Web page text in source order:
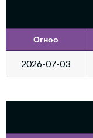
Огноо
2026-07-03